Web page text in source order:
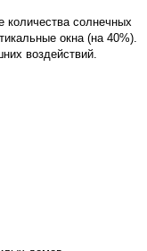
количества солнечных
окна (на 40%).
воздействий.